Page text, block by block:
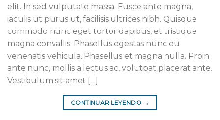
elit. In sed vulputate massa. Fusce ante magna,
iaculis ut purus ut, facilisis ultrices nibh. Quisque
commodo nunc eget tortor dapibus, et tristique
magna convallis. Phasellus egestas nunc eu
venenatis vehicula. Phasellus et magna nulla. Proin
ante nunc, mollis a lectus ac, volutpat placerat ante.
Vestibulum sit amet […]
CONTINUAR LEYENDO →